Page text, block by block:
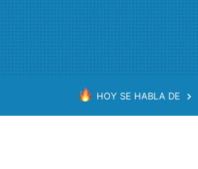
HOY SE HABLA DE